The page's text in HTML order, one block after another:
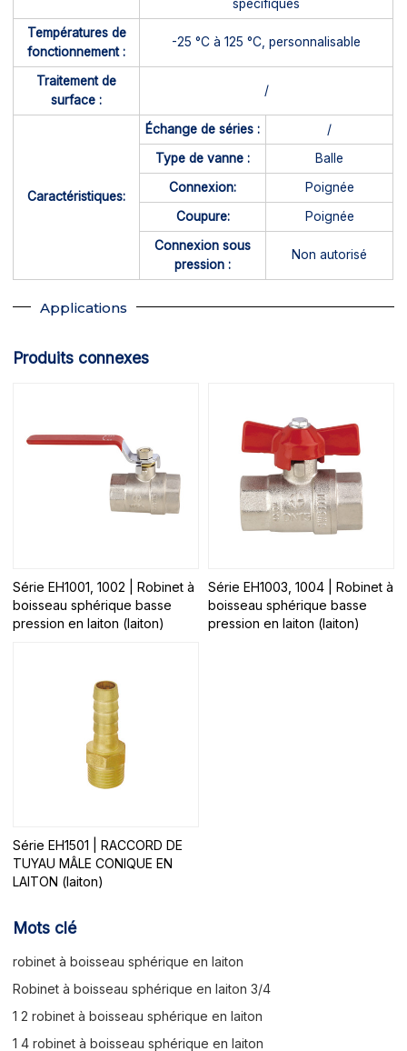
spécifiques
Températures de
fonctionnement :
-25 °C à 125 °C, personnalisable
Traitement de
surface :
/
Caractéristiques:
Échange de séries :
/
Type de vanne :
Balle
Connexion:
Poignée
Coupure:
Poignée
Connexion sous
pression :
Non autorisé
Applications
Produits connexes
Série EH1001, 1002 | Robinet à
boisseau sphérique basse
pression en laiton (laiton)
Série EH1003, 1004 | Robinet à
boisseau sphérique basse
pression en laiton (laiton)
Série EH1501 | RACCORD DE
TUYAU MÂLE CONIQUE EN
LAITON (laiton)
Mots clé
robinet à boisseau sphérique en laiton
Robinet à boisseau sphérique en laiton 3/4
1 2 robinet à boisseau sphérique en laiton
1 4 robinet à boisseau sphérique en laiton